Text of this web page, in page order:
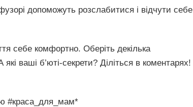
допоможуть розслабитися і відчути себе
себе комфортно. Оберіть декілька
ваші б’юті-секрети? Діліться в коментарях!
#краса_для_мам*